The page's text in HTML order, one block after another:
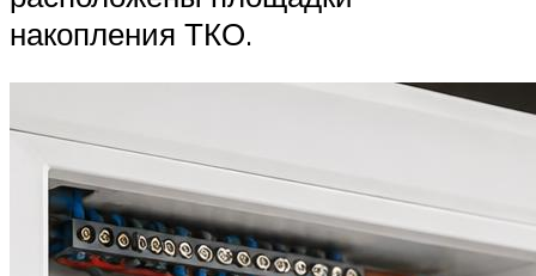
накопления ТКО.